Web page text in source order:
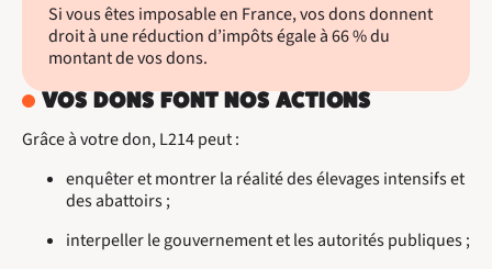
VOS DONS FONT NOS ACTIONS
Grâce à votre don, L214 peut :
enquêter et montrer la réalité des élevages intensifs et
des abattoirs ;
interpeller le gouvernement et les autorités publiques ;
Si vous êtes imposable en France, vos dons donnent
droit à une réduction d’impôts égale à 66 % du
montant de vos dons.